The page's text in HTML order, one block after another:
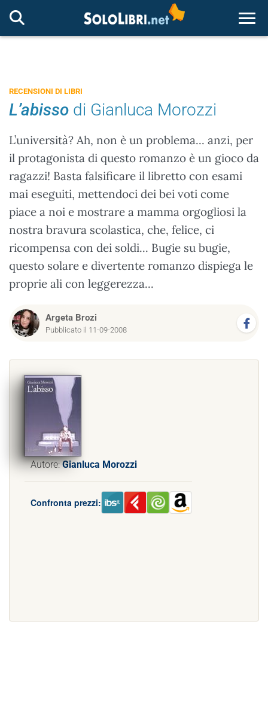
RECENSIONI DI LIBRI
L’abisso di Gianluca Morozzi
L’università? Ah, non è un problema... anzi, per
il protagonista di questo romanzo è un gioco da
ragazzi! Basta falsificare il libretto con esami
mai eseguiti, mettendoci dei bei voti come
piace a noi e mostrare a mamma orgogliosi la
nostra bravura scolastica, che, felice, ci
ricompensa con dei soldi... Bugie su bugie,
questo solare e divertente romanzo dispiega le
proprie ali con leggerezza...
Argeta Brozi
Pubblicato il 11-09-2008
Autore:Gianluca Morozzi
Confronta prezzi: